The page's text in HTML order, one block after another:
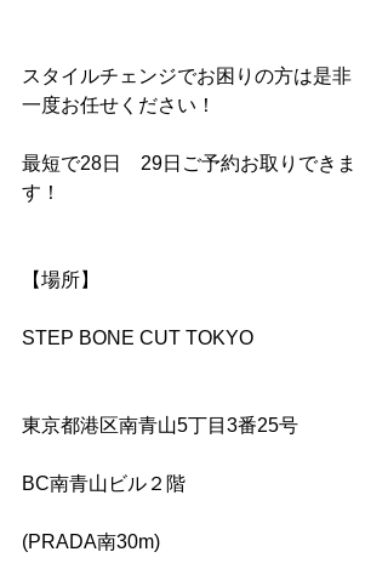
スタイルチェンジでお困りの方は是非
一度お任せください！
最短で28日　29日ご予約お取りできま
す！
【場所】
STEP BONE CUT TOKYO
東京都港区南青山5丁目3番25号
BC南青山ビル２階
(PRADA南30m)